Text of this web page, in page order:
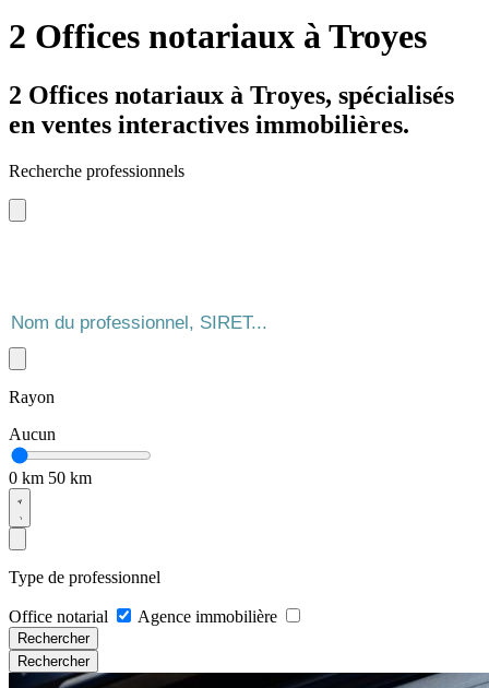
2 Offices notariaux à Troyes
2 Offices notariaux à Troyes, spécialisés
en ventes interactives immobilières.
Recherche professionnels
Rayon
Aucun
0 km 50 km
Type de professionnel
Office notarial Agence immobilière
Rechercher
Rechercher